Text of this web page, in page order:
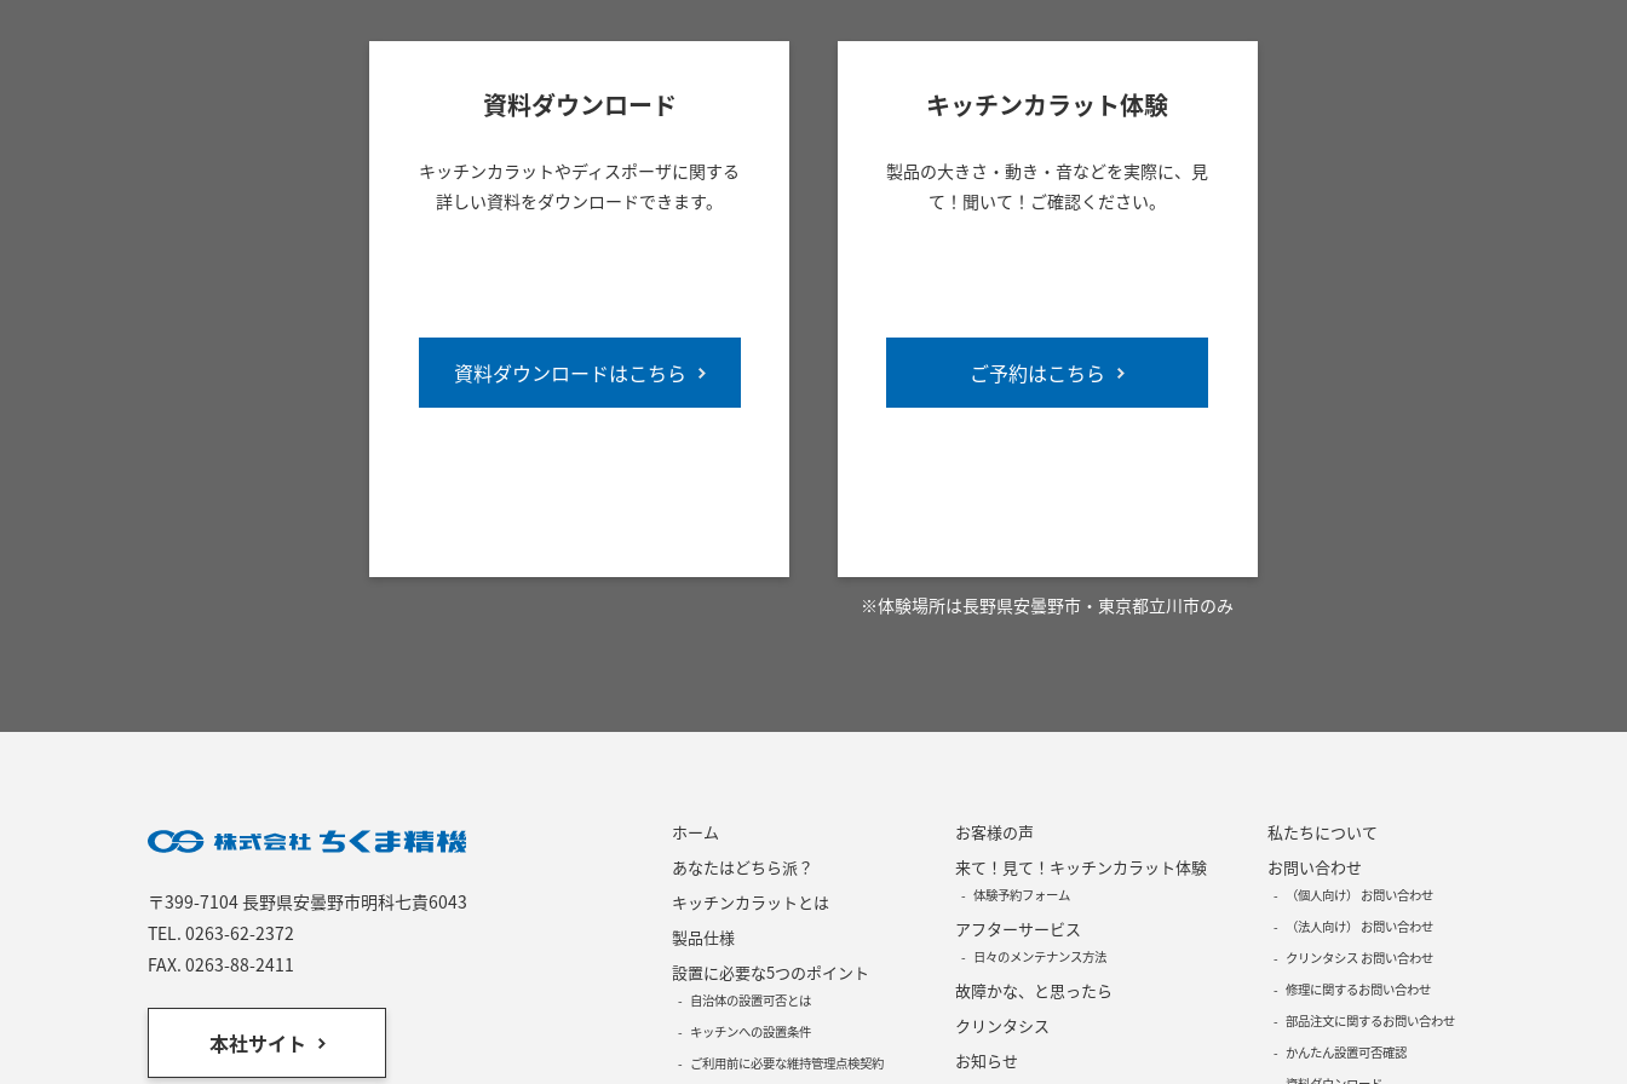
資料ダウンロード
キッチンカラットやディスポーザに関する
詳しい資料をダウンロードできます。
資料ダウンロードはこちら
キッチンカラット体験
製品の大きさ・動き・音などを実際に、見
て！聞いて！ご確認ください。
ご予約はこちら
※体験場所は長野県安曇野市・東京都立川市のみ
ホーム
あなたはどちら派？
キッチンカラットとは
製品仕様
設置に必要な5つのポイント
自治体の設置可否とは
キッチンへの設置条件
ご利用前に必要な維持管理点検契約
お客様の声
来て！見て！キッチンカラット体験
体験予約フォーム
アフターサービス
日々のメンテナンス方法
故障かな、と思ったら
クリンタシス
お知らせ
私たちについて
お問い合わせ
（個人向け） お問い合わせ
（法人向け） お問い合わせ
クリンタシス お問い合わせ
修理に関するお問い合わせ
部品注文に関するお問い合わせ
かんたん設置可否確認
〒399-7104 長野県安曇野市明科七貴6043
TEL. 0263-62-2372
FAX. 0263-88-2411
本社サイト